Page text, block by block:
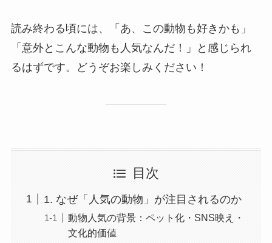
読み終わる頃には、「あ、この動物も好きかも」
「意外とこんな動物も人気なんだ！」と感じられ
るはずです。どうぞお楽しみください！
目次
1. なぜ「人気の動物」が注目されるのか
動物人気の背景：ペット化・SNS映え・
文化的価値